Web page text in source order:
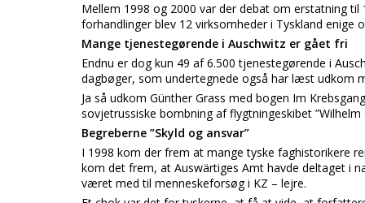
Mellem 1998 og 2000 var der debat om erstatning
forhandlinger blev 12 virksomheder i Tyskland enige
Mange tjenestegørende i Auschwitz er gået fri
Endnu er dog kun 49 af 6.500 tjenestegørende i
dagbøger, som undertegnede også har læst udkom
Ja så udkom Günther Grass med bogen Im
sovjetrussiske bombning af flygtningeskibet ”Wilhelm
Begreberne ”Skyld og ansvar”
I 1998 kom der frem at mange tyske faghistorikere
kom det frem, at Auswärtiges Amt havde deltaget i
været med til menneskeforsøg i KZ – lejre.